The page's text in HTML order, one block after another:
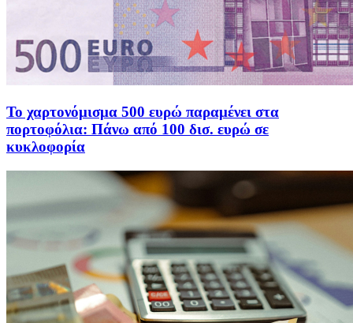
Το χαρτονόμισμα 500 ευρώ παραμένει στα
πορτοφόλια: Πάνω από 100 δισ. ευρώ σε
κυκλοφορία